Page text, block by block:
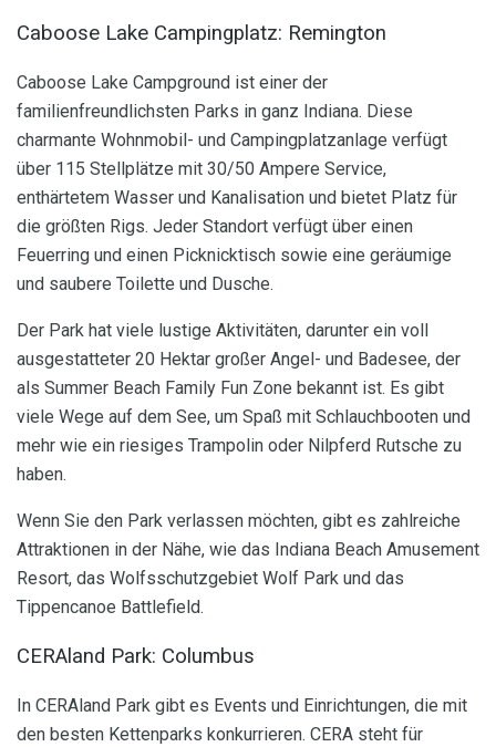
Caboose Lake Campingplatz: Remington
Caboose Lake Campground ist einer der
familienfreundlichsten Parks in ganz Indiana. Diese
charmante Wohnmobil- und Campingplatzanlage verfügt
über 115 Stellplätze mit 30/50 Ampere Service,
enthärtetem Wasser und Kanalisation und bietet Platz für
die größten Rigs. Jeder Standort verfügt über einen
Feuerring und einen Picknicktisch sowie eine geräumige
und saubere Toilette und Dusche.
Der Park hat viele lustige Aktivitäten, darunter ein voll
ausgestatteter 20 Hektar großer Angel- und Badesee, der
als Summer Beach Family Fun Zone bekannt ist. Es gibt
viele Wege auf dem See, um Spaß mit Schlauchbooten und
mehr wie ein riesiges Trampolin oder Nilpferd Rutsche zu
haben.
Wenn Sie den Park verlassen möchten, gibt es zahlreiche
Attraktionen in der Nähe, wie das Indiana Beach Amusement
Resort, das Wolfsschutzgebiet Wolf Park und das
Tippencanoe Battlefield.
CERAland Park: Columbus
In CERAland Park gibt es Events und Einrichtungen, die mit
den besten Kettenparks konkurrieren. CERA steht für